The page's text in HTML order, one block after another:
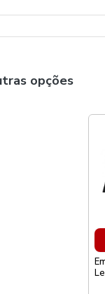
opções